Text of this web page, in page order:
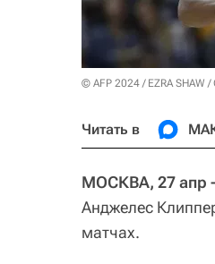
© AFP 2024 / EZRA SHAW /
Читать в
МОСКВА, 27 апр
Анджелес
матчах.